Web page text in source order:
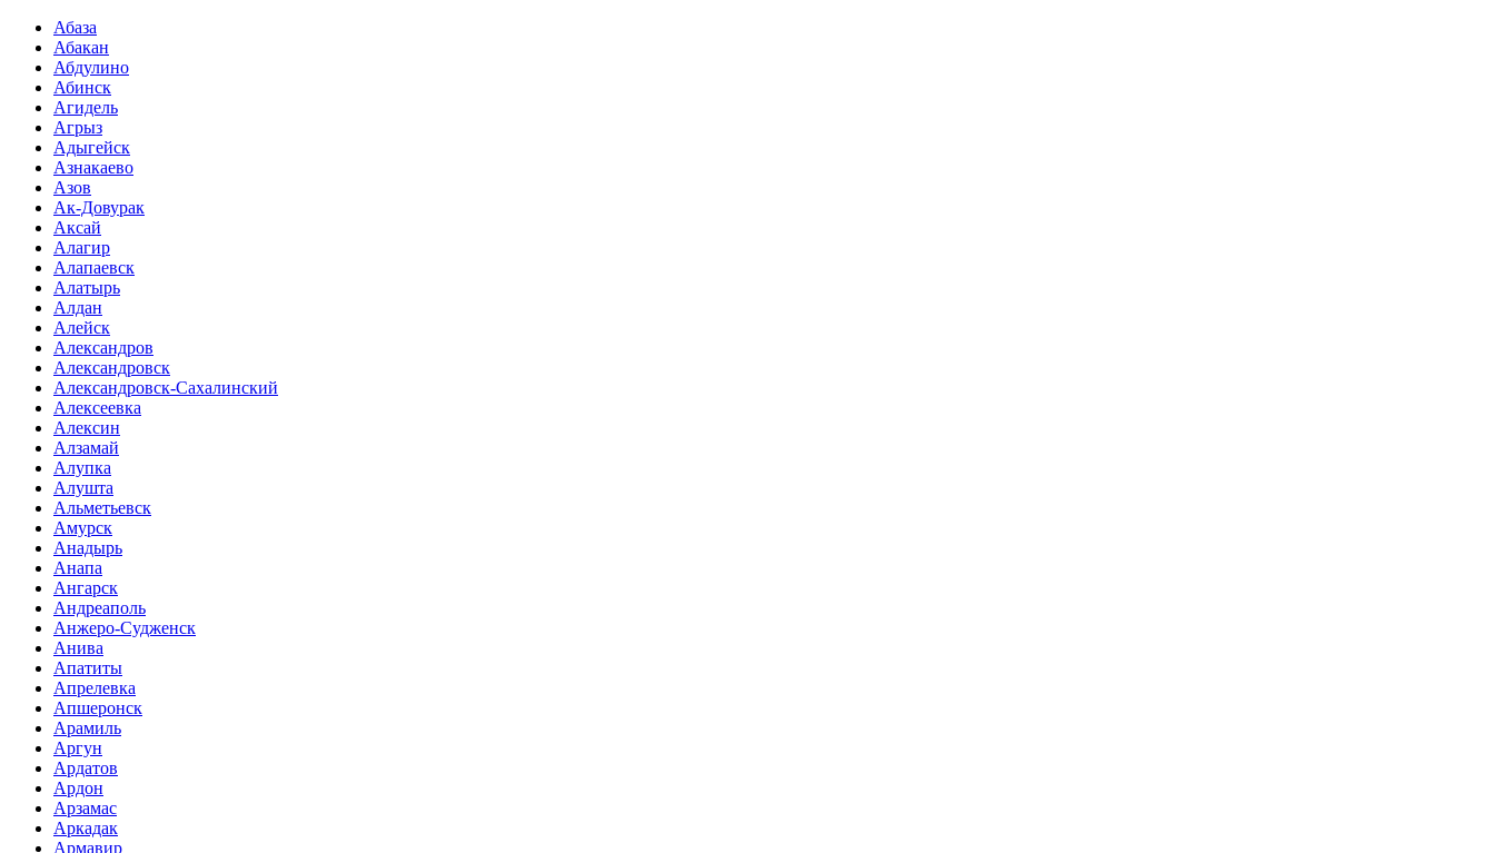
Абаза
Абакан
Абдулино
Абинск
Агидель
Агрыз
Адыгейск
Азнакаево
Азов
Ак-Довурак
Аксай
Алагир
Алапаевск
Алатырь
Алдан
Алейск
Александров
Александровск
Александровск-Сахалинский
Алексеевка
Алексин
Алзамай
Алупка
Алушта
Альметьевск
Амурск
Анадырь
Анапа
Ангарск
Андреаполь
Анжеро-Судженск
Анива
Апатиты
Апрелевка
Апшеронск
Арамиль
Аргун
Ардатов
Ардон
Арзамас
Аркадак
Армавир